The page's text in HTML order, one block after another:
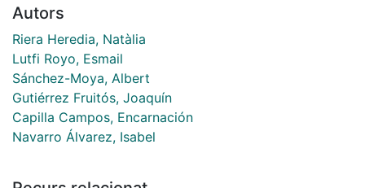
Autors
Riera Heredia, Natàlia
Lutfi Royo, Esmail
Sánchez-Moya, Albert
Gutiérrez Fruitós, Joaquín
Capilla Campos, Encarnación
Navarro Álvarez, Isabel